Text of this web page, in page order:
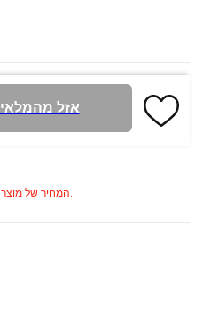
אזל מהמלאי
המחיר של מוצר זה הינו קבוע ואינו זכאי להנחות/מבצעים.